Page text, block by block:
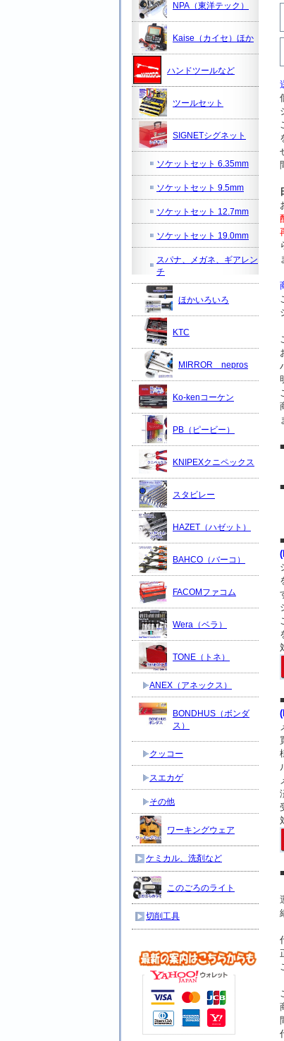
NPA（東洋テック）
Kaise（カイセ）ほか
ハンドツールなど
ツールセット
SIGNETシグネット
ソケットセット 6.35mm
ソケットセット 9.5mm
ソケットセット 12.7mm
ソケットセット 19.0mm
スパナ、メガネ、ギアレン
チ
ほかいろいろ
KTC
MIRROR nepros
Ko-kenコーケン
PB（ピービー）
KNIPEXクニペックス
スタビレー
HAZET（ハゼット）
BAHCO（バーコ）
FACOMファコム
Wera（ベラ）
TONE（トネ）
ANEX（アネックス）
BONDHUS（ボンダ
ス）
クッコー
スエカゲ
その他
ワーキングウェア
ケミカル、洗剤など
このごろのライト
切削工具